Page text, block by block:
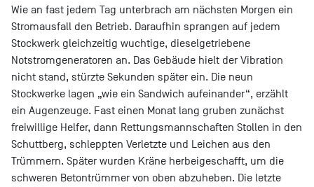
Wie an fast jedem Tag unterbrach am nächsten Morgen ein
Stromausfall den Betrieb. Daraufhin sprangen auf jedem
Stockwerk gleichzeitig wuchtige, dieselgetriebene
Notstromgeneratoren an. Das Gebäude hielt der Vibration
nicht stand, stürzte Sekunden später ein. Die neun
Stockwerke lagen „wie ein Sandwich aufeinander“, erzählt
ein Augenzeuge. Fast einen Monat lang gruben zunächst
freiwillige Helfer, dann Rettungsmannschaften Stollen in den
Schuttberg, schleppten Verletzte und Leichen aus den
Trümmern. Später wurden Kräne herbeigeschafft, um die
schweren Betontrümmer von oben abzuheben. Die letzte